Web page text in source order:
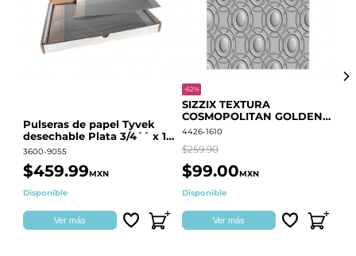
Pulseras de papel Tyvek
desechable Plata 3/4´´ x 10
´´
3600-9055
$459.99MXN
Disponible
Ver más
-62%
SIZZIX TEXTURA
COSMOPOLITAN GOLDEN
RINGS S.PARK 666700
4426-1610
$259.90
$99.00MXN
Disponible
Ver más